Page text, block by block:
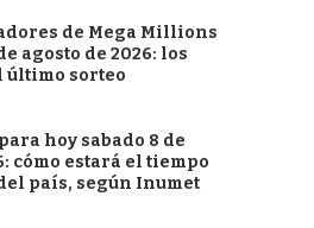
de Mega Millions
agosto de 2026: los
último sorteo
hoy sabado 8 de
cómo estará el tiempo
país, según Inumet